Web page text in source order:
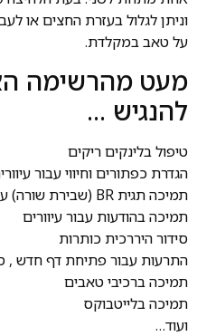
וניתן לגלול בעזרת החצים או
על טאב במקלדת.
מעט מהרשימה
להנגיש …
טיפול בלינקים ריקים
הגדרת כפתורים וחיווי עבור
תמיכה תגית BR (שבירת שורה) עבור עיוורים
תמיכה בהודעות עבור עיוורים
סידור היררכית כותרות
התרעות עבור פתיחת דף חדש ,
תמיכה ברכיבי טאבים
תמיכה בלייטבוקס
ועוד…